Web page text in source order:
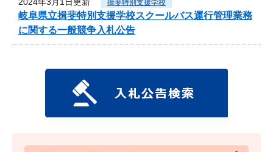
揖斐特別支援学校
岐阜県立揖斐特別支援学校スクールバス運行管理業務
に関する一般競争入札公告